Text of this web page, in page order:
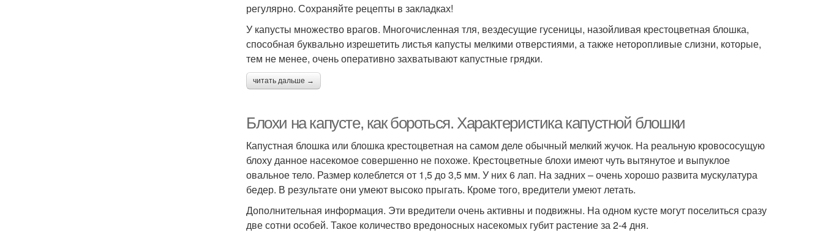
регулярно. Сохраняйте рецепты в закладках!
У капусты множество врагов. Многочисленная тля, вездесущие гусеницы, назойливая крестоцветная блошка,
способная буквально изрешетить листья капусты мелкими отверстиями, а также неторопливые слизни, которые,
тем не менее, очень оперативно захватывают капустные грядки.
читать дальше →
Блохи на капусте, как бороться. Характеристика капустной блошки
Капустная блошка или блошка крестоцветная на самом деле обычный мелкий жучок. На реальную кровососущую
блоху данное насекомое совершенно не похоже. Крестоцветные блохи имеют чуть вытянутое и выпуклое
овальное тело. Размер колеблется от 1,5 до 3,5 мм. У них 6 лап. На задних – очень хорошо развита мускулатура
бедер. В результате они умеют высоко прыгать. Кроме того, вредители умеют летать.
Дополнительная информация. Эти вредители очень активны и подвижны. На одном кусте могут поселиться сразу
две сотни особей. Такое количество вредоносных насекомых губит растение за 2-4 дня.